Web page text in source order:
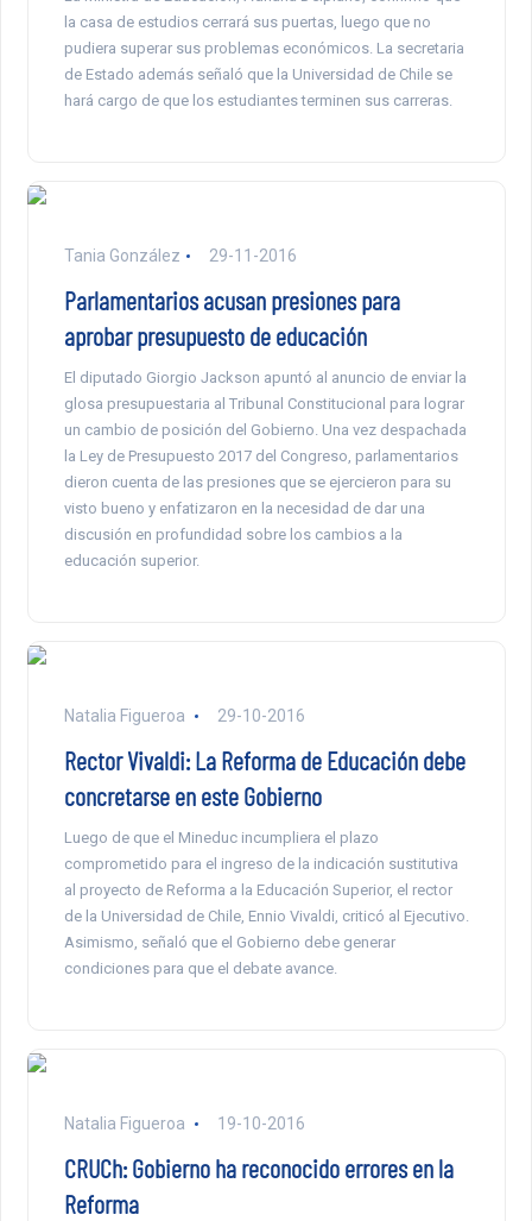
la casa de estudios cerrará sus puertas, luego que no
pudiera superar sus problemas económicos. La secretaria
de Estado además señaló que la Universidad de Chile se
hará cargo de que los estudiantes terminen sus carreras.
Tania González 29-11-2016
Parlamentarios acusan presiones para
aprobar presupuesto de educación
El diputado Giorgio Jackson apuntó al anuncio de enviar la
glosa presupuestaria al Tribunal Constitucional para lograr
un cambio de posición del Gobierno. Una vez despachada
la Ley de Presupuesto 2017 del Congreso, parlamentarios
dieron cuenta de las presiones que se ejercieron para su
visto bueno y enfatizaron en la necesidad de dar una
discusión en profundidad sobre los cambios a la
educación superior.
Natalia Figueroa 29-10-2016
Rector Vivaldi: La Reforma de Educación debe
concretarse en este Gobierno
Luego de que el Mineduc incumpliera el plazo
comprometido para el ingreso de la indicación sustitutiva
al proyecto de Reforma a la Educación Superior, el rector
de la Universidad de Chile, Ennio Vivaldi, criticó al Ejecutivo.
Asimismo, señaló que el Gobierno debe generar
condiciones para que el debate avance.
Natalia Figueroa 19-10-2016
CRUCh: Gobierno ha reconocido errores en la
Reforma